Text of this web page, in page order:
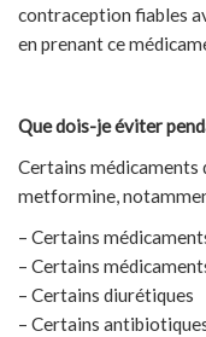
contraception fiables
en prenant ce
Que dois-je éviter
Certains médicaments
metformine,
– Certains
– Certains
– Certains diurétiques
– Certains